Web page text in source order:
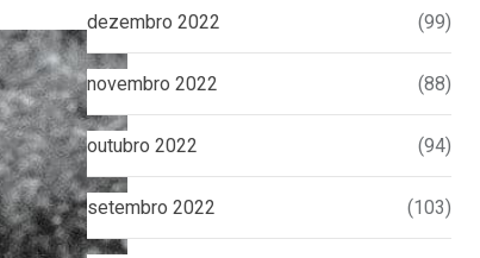
dezembro 2022 (99)
novembro 2022 (88)
outubro 2022 (94)
setembro 2022 (103)